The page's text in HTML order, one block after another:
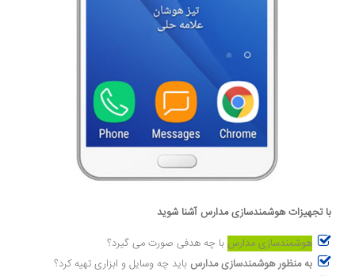
با تجهیزات هوشمندسازی مدارس آشنا شوید
هوشمندسازی مدارس با چه هدفی صورت می گیرد؟
به منظور هوشمندسازی مدارس باید چه وسایل و ابزاری تهیه کرد؟